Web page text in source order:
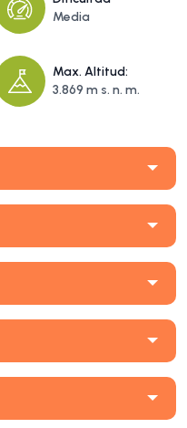
Media
Max. Altitud:
3.869 m s. n. m.